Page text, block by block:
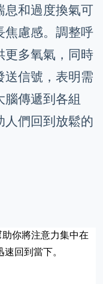
息和過度換氣可
焦慮感。調整呼
更多氧氣，同時
送信號，表明需
傳遞到各組
人們回到放鬆的
你將注意力集中在
回到當下。